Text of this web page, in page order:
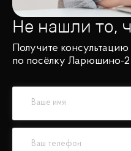
Не нашли то,
Получите консультацию
по посёлку Ларюшино-2